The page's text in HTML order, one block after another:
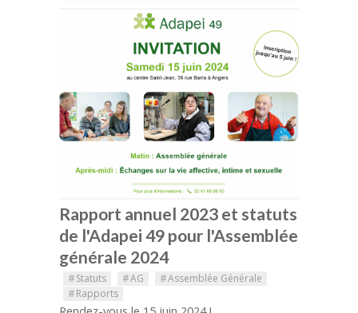
Rapport annuel 2023 et statuts
de l'Adapei 49 pour l'Assemblée
générale 2024
#Statuts #AG #Assemblée Générale
#Rapports